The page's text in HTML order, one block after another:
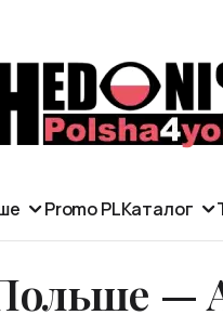
Promo PLКаталог
—